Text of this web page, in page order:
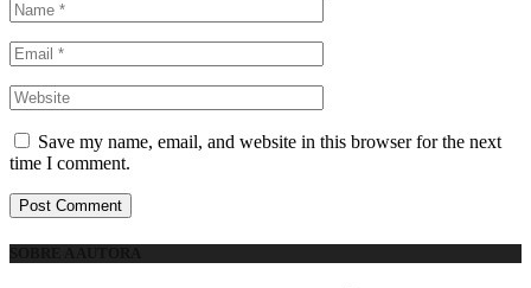
Save my name, email, and website in this browser for the next
time I comment.